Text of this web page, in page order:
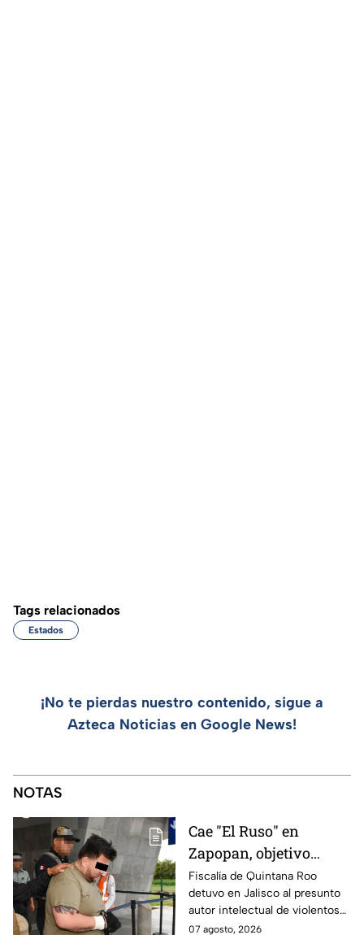
Tags relacionados
Estados
¡No te pierdas nuestro contenido, sigue a
Azteca Noticias en Google News!
NOTAS
Cae "El Ruso" en
Zapopan, objetivo
prioritario en Playa del
Carmen
Fiscalía de Quintana Roo
detuvo en Jalisco al presunto
autor intelectual de violentos
ataques en fraccionamientos
07 agosto, 2026